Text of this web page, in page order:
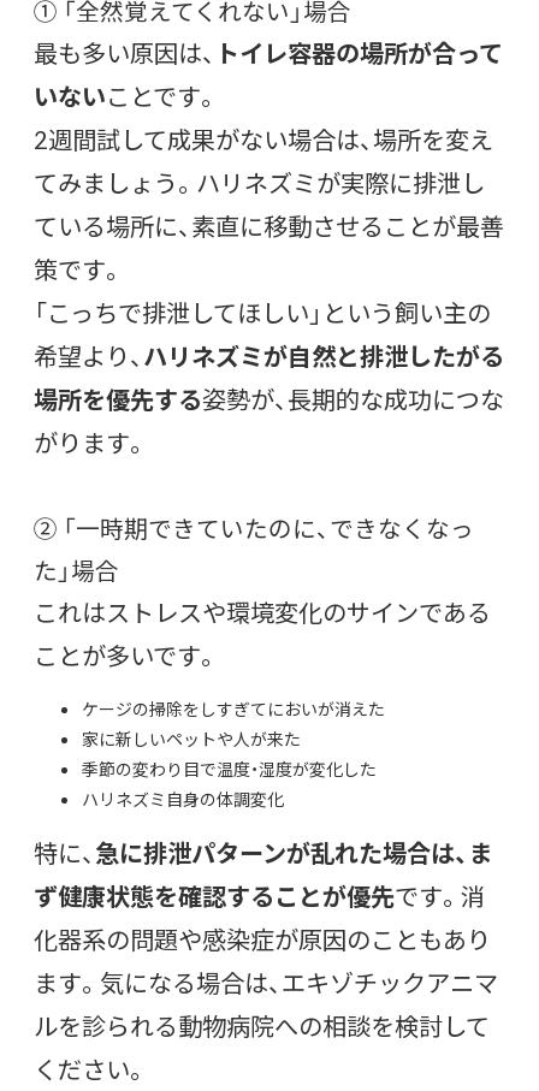
① 「全然覚えてくれない」場合
最も多い原因は、 トイレ容器の場所が合って
いないことです。
2週間試して成果がない場合は、場所を変え
てみましょう。ハリネズミが実際に排泄し
ている場所に、素直に移動させることが最善
策です。
「こっちで排泄してほしい」という飼い主の
希望より、ハリネズミが自然と排泄したがる
場所を優先する姿勢が、長期的な成功につな
がります。
② 「一時期できていたのに、できなくなっ
た」場合
これはストレスや環境変化のサインである
ことが多いです。
ケージの掃除をしすぎてにおいが消えた
家に新しいペットや人が来た
季節の変わり目で温度・湿度が変化した
ハリネズミ自身の体調変化
特に、急に排泄パターンが乱れた場合は、ま
ず健康状態を確認することが優先です。消
化器系の問題や感染症が原因のこともあり
ます。気になる場合は、エキゾチックアニマ
ルを診られる動物病院への相談を検討して
ください。